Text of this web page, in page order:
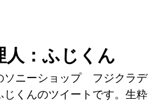
人：ふじくん
ソニーショップ フジクラデ
じくんのツイートです。生粋